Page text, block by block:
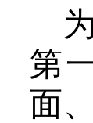
第
面